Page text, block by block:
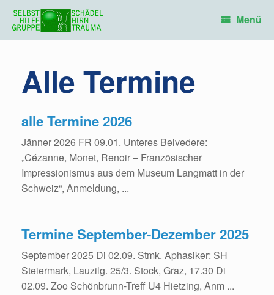
Inhalt
springen
Menü
Alle Termine
alle Termine 2026
Jänner 2026 FR 09.01. Unteres Belvedere:
„Cézanne, Monet, Renoir – Französischer
Impressionismus aus dem Museum Langmatt in der
Schweiz“, Anmeldung, ...
Termine September-Dezember 2025
September 2025 Di 02.09. Stmk. Aphasiker: SH
Steiermark, Lauzilg. 25/3. Stock, Graz, 17.30 Di
02.09. Zoo Schönbrunn-Treff U4 Hietzing, Anm ...